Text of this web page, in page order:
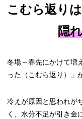
こむら返り
隠
冬場～春先にかけて増
った（こむら返り）」
冷えが原因と思われが
く、水分不足が引き金